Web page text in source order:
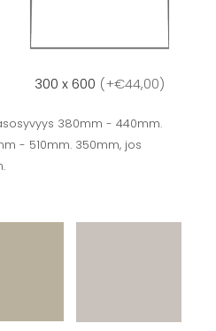
300 x 600 (+€44,00)
380mm - 440mm.
- 510mm. 350mm, jos